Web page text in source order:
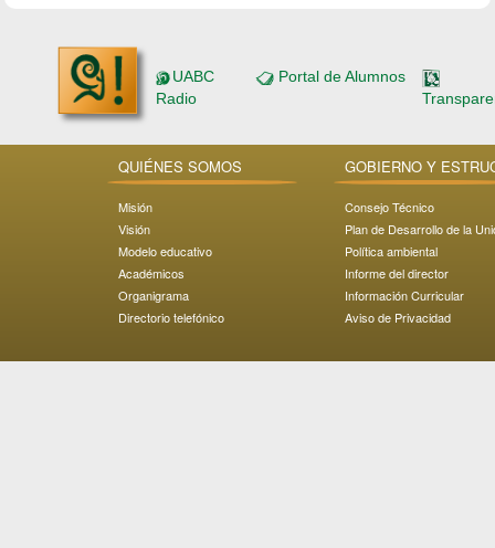
UABC
Radio
Portal de Alumnos
QUIÉNES SOMOS
Misión
Visión
Modelo educativo
Académicos
Organigrama
Directorio telefónico
GOBIERNO Y
Consejo Técnico
Plan de Desarrollo de la
Política ambiental
Informe del director
Información Curricular
Aviso de Privacidad